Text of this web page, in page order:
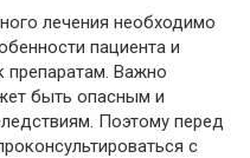
лечения необходимо
пациента и
препаратам. Важно
быть опасным и
Поэтому перед
с